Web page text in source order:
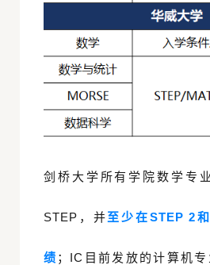
剑桥大学所有学院数学专
STEP，并至少在STEP 2
绩 ；IC目前发放的计算机